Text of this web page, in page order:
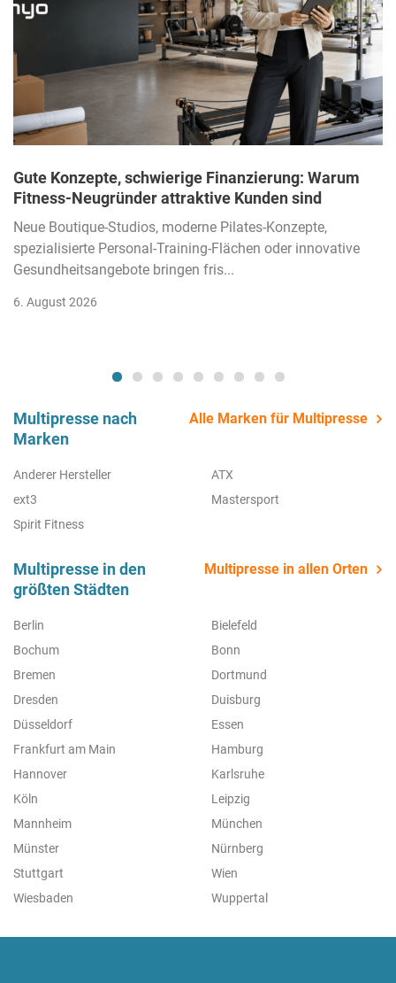
Gute Konzepte, schwierige Finanzierung: Warum
Fitness-Neugründer attraktive Kunden sind
Neue Boutique-Studios, moderne Pilates-Konzepte,
spezialisierte Personal-Training-Flächen oder innovative
Gesundheitsangebote bringen fris...
6. August 2026
Multipresse nach
Marken
Alle Marken für Multipresse
Anderer Hersteller
ATX
ext3
Mastersport
Spirit Fitness
Multipresse in den
größten Städten
Multipresse in allen Orten
Berlin
Bielefeld
Bochum
Bonn
Bremen
Dortmund
Dresden
Duisburg
Düsseldorf
Essen
Frankfurt am Main
Hamburg
Hannover
Karlsruhe
Köln
Leipzig
Mannheim
München
Münster
Nürnberg
Stuttgart
Wien
Wiesbaden
Wuppertal